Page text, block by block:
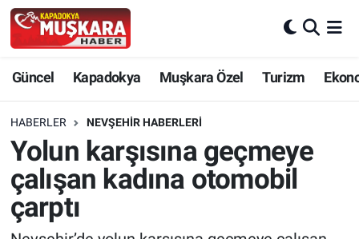
Güncel Kapadokya Muşkara Özel Turizm
HABERLER NEVŞEHIR HABERLERI
Yolun karşısına geçmeye
çalışan kadına otomobil
çarptı
Güncel
SEÇİM
Muşkara Özel
Ekonomi
Nevşehir Hava Durumu
Nevşehir Trafik Yoğunluk Haritası
Süper Lig Puan Durumu ve Fikstür
Tüm Manşetler